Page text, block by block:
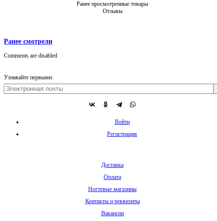
Ранее просмотренные товары
Отзывы
Ранее смотрели
Comments are disabled
Узнавайте первыми:
Войти
Регистрация
Доставка
Оплата
Ногтевые магазины
Контакты и реквизиты
Вакансии